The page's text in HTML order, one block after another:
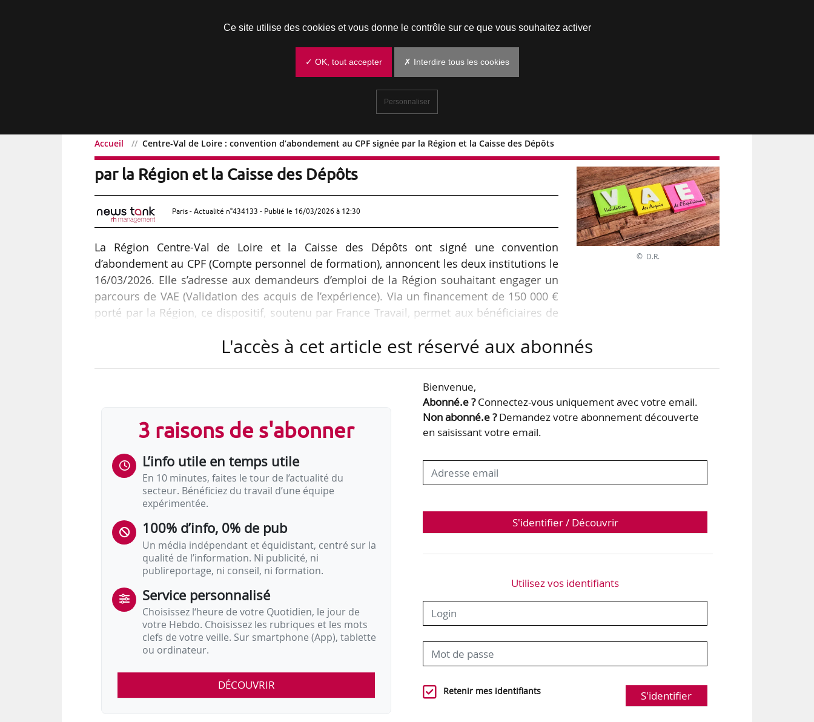
Accueil Centre-Val de Loire : convention d’abondement au CPF signée par la Région et la Caisse des Dépôts
Centre-Val de Loire : convention d’abondement au CPF signée
par la Région et la Caisse des Dépôts
Paris - Actualité n°434133 - Publié le 16/03/2026 à 12:30
La Région Centre-Val de Loire et la Caisse des Dépôts ont signé une convention
d’abondement au CPF (Compte personnel de formation), annoncent les deux institutions le
16/03/2026. Elle s’adresse aux demandeurs d’emploi de la Région souhaitant engager un
parcours de VAE (Validation des acquis de l’expérience). Via un financement de 150 000 €
porté par la Région, ce dispositif, soutenu par France Travail, permet aux bénéficiaires de
professionnel. En finançant directement six points relais de proximité, nous garantissons
© D.R.
L'accès à cet article est réservé aux abonnés
3 raisons de s'abonner
L’info utile en temps utile
En 10 minutes, faites le tour de l’actualité du
secteur. Bénéficiez du travail d’une équipe
expérimentée.
100% d’info, 0% de pub
Un média indépendant et équidistant, centré sur la
qualité de l’information. Ni publicité, ni
publireportage, ni conseil, ni formation.
Service personnalisé
Choisissez l‘heure de votre Quotidien, le jour de
votre Hebdo. Choisissez les rubriques et les mots
clefs de votre veille. Sur smartphone (App), tablette
ou ordinateur.
DÉCOUVRIR
Bienvenue,
Abonné.e ?Connectez-vous uniquement avec votre email.
Non abonné.e ?Demandez votre abonnement découverte
en saisissant votre email.
S'identifier / Découvrir
Utilisez vos identifiants
Retenir mes identifiants S'identifier
Ce site utilise des cookies et vous donne le contrôle sur ce que vous souhaitez activer
✓ OK, tout accepter ✗ Interdire tous les cookies
Personnaliser